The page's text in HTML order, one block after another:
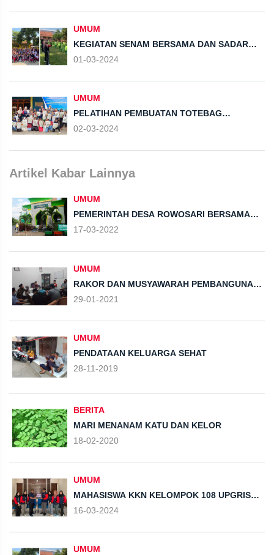
ROWOSARI
UMUM
KEGIATAN SENAM BERSAMA DAN SADAR
DENGAN SD NEGERI 01 & 02 DESA
01-03-2024
UMUM
PELATIHAN PEMBUATAN TOTEBAG
ANAK-ANAK DESA ROWOSARI
02-03-2024
Artikel Kabar Lainnya
UMUM
PEMERINTAH DESA ROWOSARI BERSAMA
TAGANA DINAS SOSIAL KABUPATEN KENDAL
MELAKUKAN PENYEMPROTAN DISINFEKTAN
ROWOSARI
17-03-2022
UMUM
RAKOR DAN MUSYAWARAH PEMBANGUNAN
29-01-2021
UMUM
PENDATAAN KELUARGA SEHAT
28-11-2019
BERITA
MARI MENANAM KATU DAN KELOR
18-02-2020
UMUM
MAHASISWA KKN KELOMPOK 108 UPGRIS
OPTIMALISASI KEMBALI WEBSITE DESA
INFORMASI LOKAL
16-03-2024
UMUM